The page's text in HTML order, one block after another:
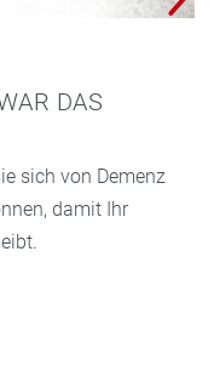
DAS
sich von Demenz
damit Ihr